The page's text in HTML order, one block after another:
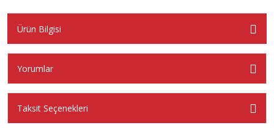
Ürün Bilgisi
Yorumlar
Taksit Seçenekleri